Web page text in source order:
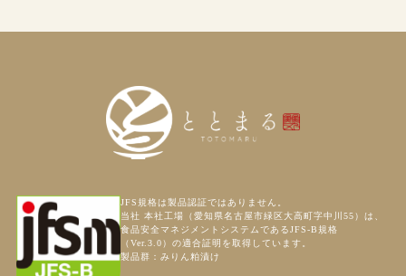
JFS規格は製品認証ではありません。
当社 本社工場（愛知県名古屋市緑区大高町字中川55）は、
食品安全マネジメントシステムであるJFS-B規格
（Ver.3.0）の適合証明を取得しています。
製品群：みりん粕漬け